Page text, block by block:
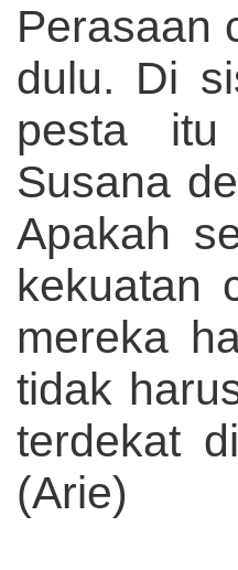
Perasaan
dulu. Di
pesta itu
Susana
Apakah
kekuatan
mereka
tidak
terdekat
(Arie)